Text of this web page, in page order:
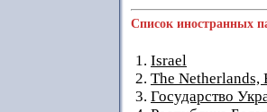
Список иностранных
1. Israel
2. The
3. Государство